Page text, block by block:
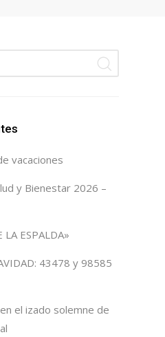
vacaciones
y Bienestar 2026 –
ESPALDA»
43478 y 98585
el izado solemne de